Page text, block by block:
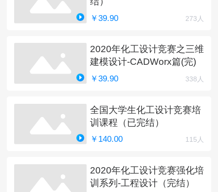
￥39.90 273人
2020年化工设计竞赛之三维
建模设计-CADWorx篇(完)
￥39.90 338人
全国大学生化工设计竞赛培
训课程（已完结）
￥140.00 115人
2020年化工设计竞赛强化培
训系列-工程设计（完结）